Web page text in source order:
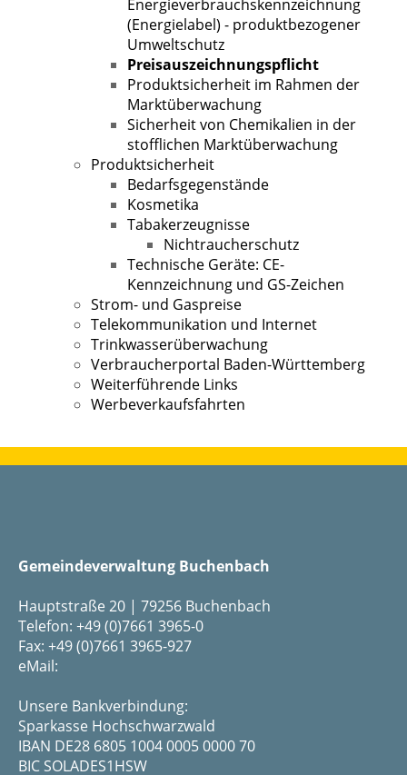
Energieverbrauchskennzeichnung
(Energielabel) - produktbezogener
Umweltschutz
Preisauszeichnungspflicht
Produktsicherheit im Rahmen der
Marktüberwachung
Sicherheit von Chemikalien in der
stofflichen Marktüberwachung
Produktsicherheit
Bedarfsgegenstände
Kosmetika
Tabakerzeugnisse
Nichtraucherschutz
Technische Geräte: CE-
Kennzeichnung und GS-Zeichen
Strom- und Gaspreise
Telekommunikation und Internet
Trinkwasserüberwachung
Verbraucherportal Baden-Württemberg
Weiterführende Links
Werbeverkaufsfahrten
Gemeindeverwaltung Buchenbach
Hauptstraße 20 | 79256 Buchenbach
Telefon: +49 (0)7661 3965-0
Fax: +49 (0)7661 3965-927
eMail:
Unsere Bankverbindung:
Sparkasse Hochschwarzwald
IBAN DE28 6805 1004 0005 0000 70
BIC SOLADES1HSW